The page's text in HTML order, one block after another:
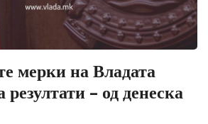
мерки на Владата
– од денеска